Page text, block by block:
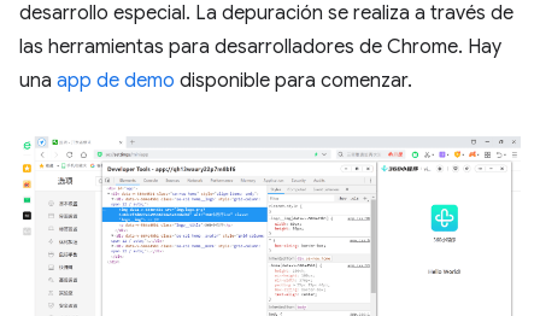
desarrollo especial. La depuración se realiza a través de
las herramientas para desarrolladores de Chrome. Hay
una app de demo disponible para comenzar.